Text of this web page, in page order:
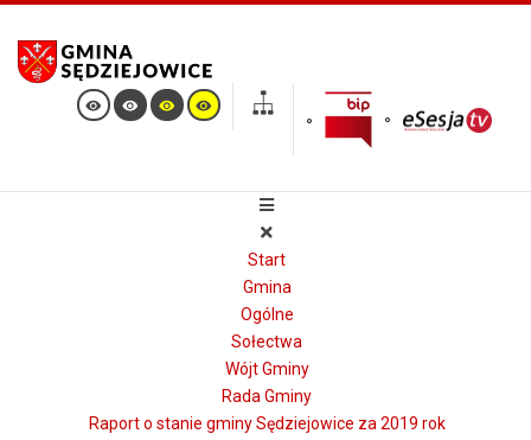
Start
Gmina
Ogólne
Sołectwa
Wójt Gminy
Rada Gminy
Raport o stanie gminy Sędziejowice za 2019 rok
OGŁOSZENIA I KOMUNIKATY
Rososza - kolejny etap robót